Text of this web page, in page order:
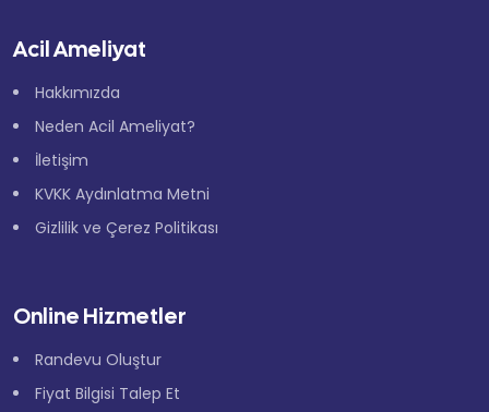
Acil Ameliyat
Hakkımızda
Neden Acil Ameliyat?
İletişim
KVKK Aydınlatma Metni
Gizlilik ve Çerez Politikası
Online Hizmetler
Randevu Oluştur
Fiyat Bilgisi Talep Et